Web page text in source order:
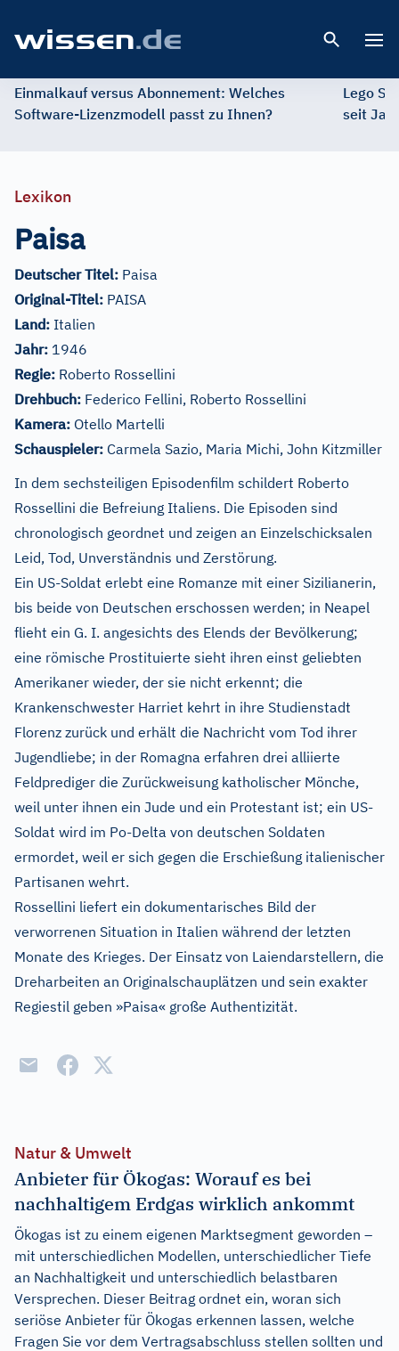
Einmalkauf versus Abonnement: Welches
Software-Lizenzmodell passt zu Ihnen?
Lego
seit
Lexikon
Paisa
Deutscher Titel: Paisa
Original-Titel: PAISA
Land: Italien
Jahr: 1946
Regie: Roberto Rossellini
Drehbuch: Federico Fellini, Roberto Rossellini
Kamera: Otello Martelli
Schauspieler: Carmela Sazio, Maria Michi, John Kitzmiller
In dem sechsteiligen Episodenfilm schildert Roberto
Rossellini die Befreiung Italiens. Die Episoden sind
chronologisch geordnet und zeigen an Einzelschicksalen
Leid, Tod, Unverständnis und Zerstörung.
Ein US-Soldat erlebt eine Romanze mit einer Sizilianerin,
bis beide von Deutschen erschossen werden; in Neapel
flieht ein G. I. angesichts des Elends der Bevölkerung;
eine römische Prostituierte sieht ihren einst geliebten
Amerikaner wieder, der sie nicht erkennt; die
Krankenschwester Harriet kehrt in ihre Studienstadt
Florenz zurück und erhält die Nachricht vom Tod ihrer
Jugendliebe; in der Romagna erfahren drei alliierte
Feldprediger die Zurückweisung katholischer Mönche,
weil unter ihnen ein Jude und ein Protestant ist; ein US-
Soldat wird im Po-Delta von deutschen Soldaten
ermordet, weil er sich gegen die Erschießung italienischer
Partisanen wehrt.
Rossellini liefert ein dokumentarisches Bild der
verworrenen Situation in Italien während der letzten
Monate des Krieges. Der Einsatz von Laiendarstellern, die
Dreharbeiten an Originalschauplätzen und sein exakter
Regiestil geben »Paisa« große Authentizität.
Natur & Umwelt
Anbieter für Ökogas: Worauf es bei
nachhaltigem Erdgas wirklich ankommt
Ökogas ist zu einem eigenen Marktsegment geworden –
mit unterschiedlichen Modellen, unterschiedlicher Tiefe
an Nachhaltigkeit und unterschiedlich belastbaren
Versprechen. Dieser Beitrag ordnet ein, woran sich
seriöse Anbieter für Ökogas erkennen lassen, welche
Fragen Sie vor dem Vertragsabschluss stellen sollten und